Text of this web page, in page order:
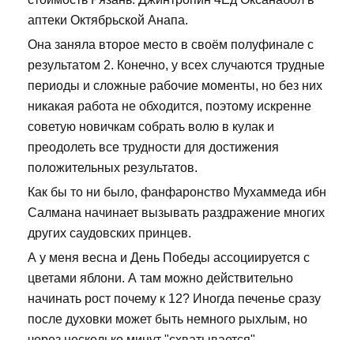
аптеки Октябрьской Анапа.
Она заняла второе место в своём полуфинале с
результатом 2. Конечно, у всех случаются трудные
периоды и сложные рабочие моменты, но без них
никакая работа не обходится, поэтому искренне
советую новичкам собрать волю в кулак и
преодолеть все трудности для достижения
положительных результатов.
Как бы то ни было, фанфаронство Мухаммеда ибн
Салмана начинает вызывать раздражение многих
других саудовских принцев.
А у меня весна и День Победы ассоциируется с
цветами яблони. А там можно действительно
начинать рост почему к 12? Иногда печенье сразу
после духовки может быть немного рыхлым, но